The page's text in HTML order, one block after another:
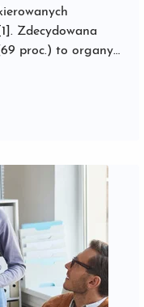
Zdecydowana
proc.) to organy